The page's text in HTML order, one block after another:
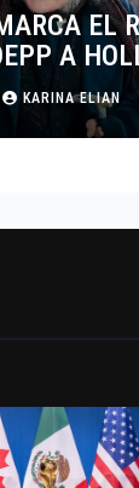
EL
A
POR EL
EUROPEO
KARINA ELIAN